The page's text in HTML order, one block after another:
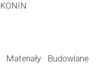
Budowlane